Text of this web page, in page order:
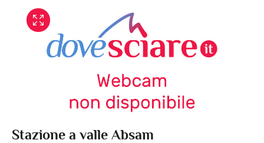
Stazione a valle Absam